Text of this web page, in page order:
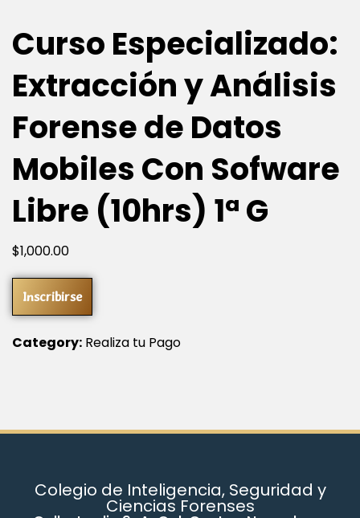
Curso Especializado:
Extracción y Análisis
Forense de Datos
Mobiles Con Sofware
Libre (10hrs) 1ª G
$1,000.00
Inscribirse
Category: Realiza tu Pago
Colegio de Inteligencia, Seguridad y
Ciencias Forenses